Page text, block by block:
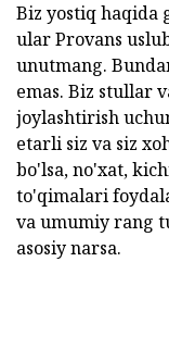
Biz yostiq haqida
ular Provans
unutmang.
emas. Biz stullar
joylashtirish
etarli siz va siz
bo'lsa, no'xat,
to'qimalari
va umumiy rang
asosiy narsa.